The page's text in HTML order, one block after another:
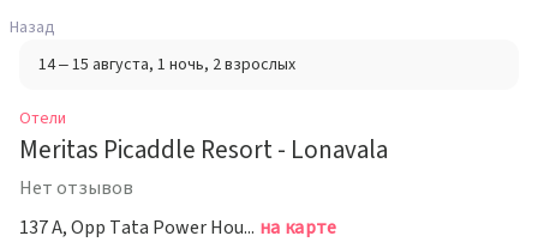
Назад
14 – 15 августа, 1 ночь, 2 взрослых
Отели
Meritas Picaddle Resort - Lonavala
Нет отзывов
137 A, Opp Tata Power House, Лонавала на карте